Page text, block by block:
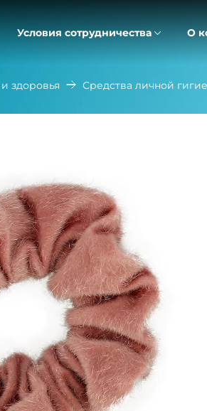
Условия сотрудничества О
здоровья Средства личной